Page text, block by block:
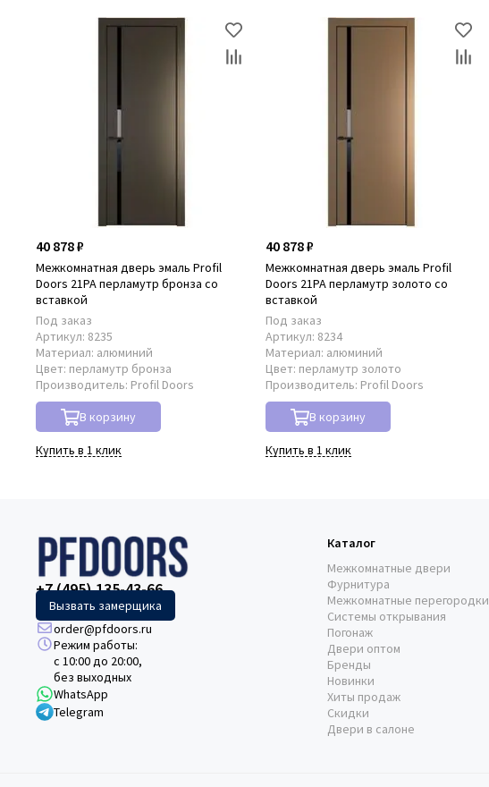
40 878 ₽
Межкомнатная дверь эмаль Profil
Doors 21PA перламутр бронза cо
вставкой
Под заказ
Артикул: 8235
Материал: алюминий
Цвет: перламутр бронза
Производитель: Profil Doors
В корзину
Купить в 1 клик
40 878 ₽
Межкомнатная дверь эмаль Profil
Doors 21PA перламутр золото со
вставкой
Под заказ
Артикул: 8234
Материал: алюминий
Цвет: перламутр золото
Производитель: Profil Doors
В корзину
Купить в 1 клик
+7 (495) 135-43-66
Вызвать замерщика
order@pfdoors.ru
Режим работы:
с 10:00 до 20:00,
без выходных
WhatsApp
Telegram
Каталог
Межкомнатные двери
Фурнитура
Межкомнатные перегородки
Системы открывания
Погонаж
Двери оптом
Бренды
Новинки
Хиты продаж
Скидки
Двери в салоне